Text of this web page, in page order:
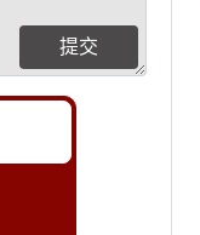
提交